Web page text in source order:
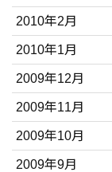
2010年2月
2010年1月
2009年12月
2009年11月
2009年10月
2009年9月